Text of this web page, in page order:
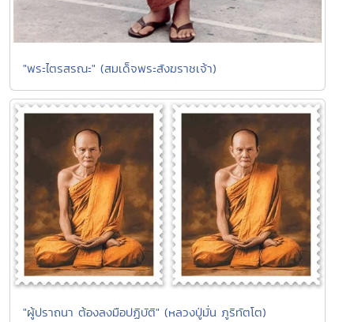
"พระไตรสรณะ" (สมเด็จพระสังฆราชเจ้า)
"ผู้ปราถนา ต้องลงมือปฏิบัติ" (หลวงปู่มั่น ภูริทัตโต)